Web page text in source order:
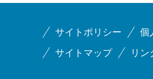
サイトポリシー 個
サイトマップ リン